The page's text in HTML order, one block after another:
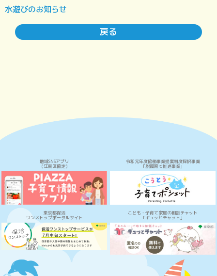
水遊びのお知らせ
戻る
地域SNSアプリ
（江東区協定）
令和元年度協働事業提案制度採択事業
「脱孤育て推進事業」
東京都保活
ワンストップポータルサイト
こども・子育て家庭の相談チャット
「ギュッとチャット」